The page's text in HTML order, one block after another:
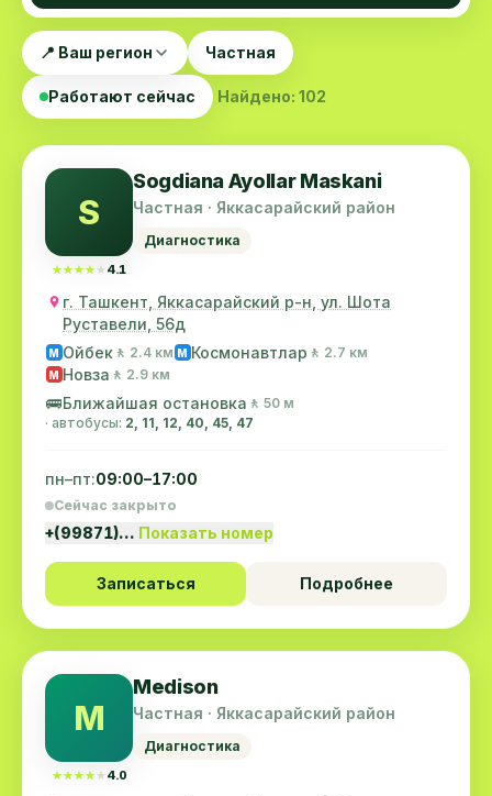
📍 Ваш регион Частная
Работают сейчас Найдено: 102
S
★★★★★
★★★★★ 4.1
Sogdiana Ayollar Maskani
Частная · Яккасарайский район
Диагностика
г. Ташкент, Яккасарайский р-н, ул. Шота
Руставели, 56д
M Ойбек 🚶 2.4 км M Космонавтлар 🚶 2.7 км
M Новза 🚶 2.9 км
🚌Ближайшая остановка 🚶 50 м
· автобусы: 2, 11, 12, 40, 45, 47
пн–пт:09:00–17:00
Сейчас закрыто
+(99871)… Показать номер
Записаться Подробнее
M
★★★★★
★★★★★ 4.0
Medison
Частная · Яккасарайский район
Диагностика